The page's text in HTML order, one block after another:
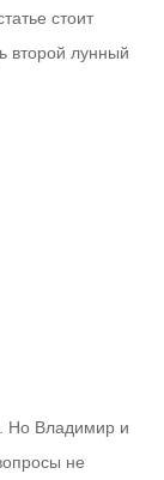
стоит
второй лунный
Но Владимир и
не